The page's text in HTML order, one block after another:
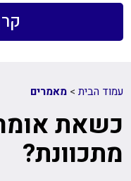
עמוד הבית >מאמרים
כשאת
מתכוונת?